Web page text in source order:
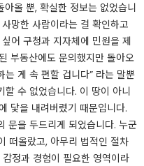
올 뿐, 확실한 정보는 없었습니
망한 사람이라는 걸 확인하고
어 구청과 지자체에 민원을 제
부동산에도 문의했지만 돌아오
는 게 속 편할 겁니다” 라는 말뿐
할 수 없었습니다. 이 땅이 아니
닻을 내려버렸기 때문입니다.
문을 두드리게 되었습니다. ​​누군
떠올랐고, 아무리 법적인 절차
정과 경험이 필요한 영역이라